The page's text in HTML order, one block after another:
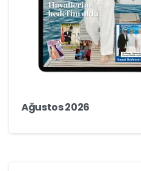
Ağustos 2026